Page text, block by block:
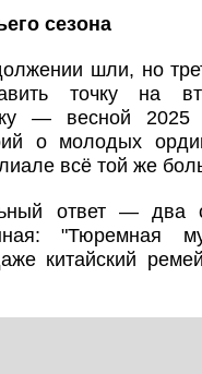
сезона
шли, но
точку на
— весной
о молодых
всё той же
ответ — два
"Тюремная
китайский